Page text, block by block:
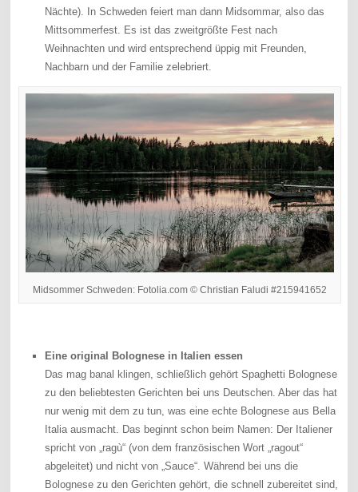
Nächte). In Schweden feiert man dann Midsommar, also das
Mittsommerfest. Es ist das zweitgrößte Fest nach
Weihnachten und wird entsprechend üppig mit Freunden,
Nachbarn und der Familie zelebriert.
Midsommer Schweden: Fotolia.com © Christian Faludi #215941652
Eine original Bolognese in Italien essen
Das mag banal klingen, schließlich gehört Spaghetti Bolognese
zu den beliebtesten Gerichten bei uns Deutschen. Aber das hat
nur wenig mit dem zu tun, was eine echte Bolognese aus Bella
Italia ausmacht. Das beginnt schon beim Namen: Der Italiener
spricht von „ragù“ (von dem französischen Wort „ragout“
abgeleitet) und nicht von „Sauce“. Während bei uns die
Bolognese zu den Gerichten gehört, die schnell zubereitet sind,